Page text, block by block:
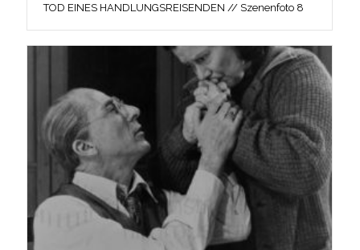
TOD EINES HANDLUNGSREISENDEN // Szenenfoto 8